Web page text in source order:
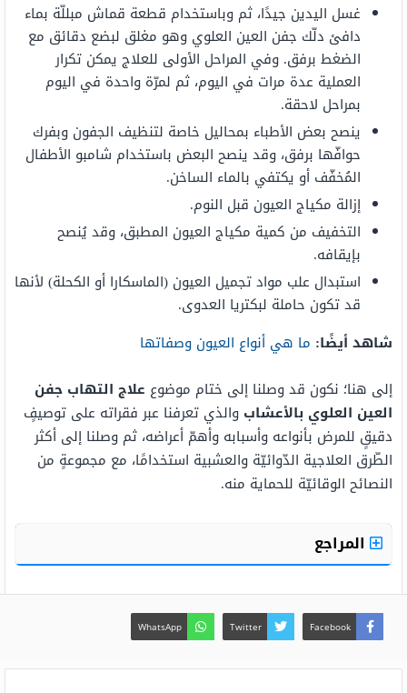
غسل اليدين جيدًا، ثم وباستخدام قطعة قماش مبللّة بماء
دافئ دلّك جفن العين العلوي وهو مغلق لبضع دقائق مع
الضغط برفق. وفي المراحل الأولى للعلاج يمكن تكرار
العملية عدة مرات في اليوم، ثم لمرّة واحدة في اليوم
بمراحل لاحقة.
ينصح بعض الأطباء بمحاليل خاصة لتنظيف الجفون وبفرك
حوافّها برفق، وقد ينصح البعض باستخدام شامبو الأطفال
المُخفّف أو يكتفي بالماء الساخن.
إزالة مكياج العيون قبل النوم.
التخفيف من كمية مكياج العيون المطبق، وقد يُنصح
بإيقافه.
استبدال علب مواد تجميل العيون (الماسكارا أو الكحلة) لأنها
قد تكون حاملة لبكتريا العدوى.
شاهد أيضًا: ما هي أنواع العيون وصفاتها
إلى هنا؛ نكون قد وصلنا إلى ختام موضوع علاج التهاب جفن
العين العلوي بالأعشاب والذي تعرفنا عبر فقراته على توصيفٍ
دقيقٍ للمرض بأنواعه وأسبابه وأهمّ أعراضه، ثم وصلنا إلى أكثر
الطّرق العلاجية الدّوائيّة والعشبية استخدامًا، مع مجموعةٍ من
النصائح الوقائيّة للحماية منه.
المراجع
Facebook
Twitter
WhatsApp